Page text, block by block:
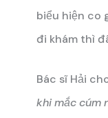
biểu hiện co
đi khám thì
Bác sĩ Hải
khi mắc cúm